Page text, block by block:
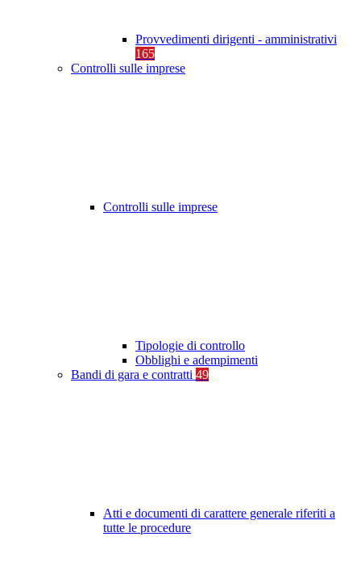
Provvedimenti dirigenti - amministrativi
165
Controlli sulle imprese
Controlli sulle imprese
Tipologie di controllo
Obblighi e adempimenti
Bandi di gara e contratti 49
Atti e documenti di carattere generale riferiti a
tutte le procedure